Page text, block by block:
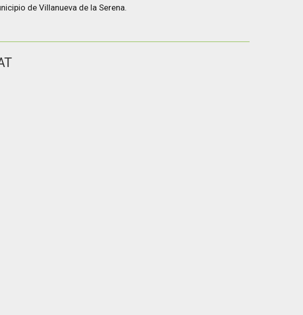
de Villanueva de la Serena.